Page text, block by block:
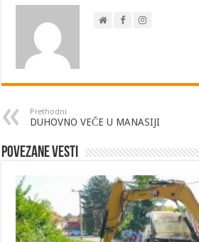
Prethodni
DUHOVNO VEČE U MANASIJI
Povezane vesti